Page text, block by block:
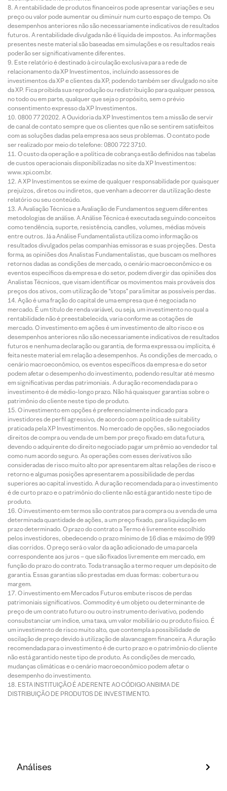
A rentabilidade de produtos financeiros pode apresentar variações e seu
preço ou valor pode aumentar ou diminuir num curto espaço de tempo. Os
desempenhos anteriores não são necessariamente indicativos de resultados
futuros. A rentabilidade divulgada não é líquida de impostos. As informações
presentes neste material são baseadas em simulações e os resultados reais
poderão ser significativamente diferentes.
Este relatório é destinado à circulação exclusiva para a rede de
relacionamento da XP Investimentos, incluindo assessores de
investimentos da XP e clientes da XP, podendo também ser divulgado no site
da XP. Fica proibida sua reprodução ou redistribuição para qualquer pessoa,
no todo ou em parte, qualquer que seja o propósito, sem o prévio
consentimento expresso da XP Investimentos.
0800 77 20202. A Ouvidoria da XP Investimentos tem a missão de servir
de canal de contato sempre que os clientes que não se sentirem satisfeitos
com as soluções dadas pela empresa aos seus problemas. O contato pode
ser realizado por meio do telefone: 0800 722 3710.
O custo da operação e a política de cobrança estão definidos nas tabelas
de custos operacionais disponibilizadas no site da XP Investimentos:
www.xpi.com.br.
A XP Investimentos se exime de qualquer responsabilidade por quaisquer
prejuízos, diretos ou indiretos, que venham a decorrer da utilização deste
relatório ou seu conteúdo.
A Avaliação Técnica e a Avaliação de Fundamentos seguem diferentes
metodologias de análise. A Análise Técnica é executada seguindo conceitos
como tendência, suporte, resistência, candles, volumes, médias móveis
entre outros. Já a Análise Fundamentalista utiliza como informação os
resultados divulgados pelas companhias emissoras e suas projeções. Desta
forma, as opiniões dos Analistas Fundamentalistas, que buscam os melhores
retornos dadas as condições de mercado, o cenário macroeconômico e os
eventos específicos da empresa e do setor, podem divergir das opiniões dos
Analistas Técnicos, que visam identificar os movimentos mais prováveis dos
preços dos ativos, com utilização de “stops” para limitar as possíveis perdas.
Ação é uma fração do capital de uma empresa que é negociada no
mercado. É um título de renda variável, ou seja, um investimento no qual a
rentabilidade não é preestabelecida, varia conforme as cotações de
mercado. O investimento em ações é um investimento de alto risco e os
desempenhos anteriores não são necessariamente indicativos de resultados
futuros e nenhuma declaração ou garantia, de forma expressa ou implícita, é
feita neste material em relação a desempenhos. As condições de mercado, o
cenário macroeconômico, os eventos específicos da empresa e do setor
podem afetar o desempenho do investimento, podendo resultar até mesmo
em significativas perdas patrimoniais. A duração recomendada para o
investimento é de médio-longo prazo. Não há quaisquer garantias sobre o
patrimônio do cliente neste tipo de produto.
O investimento em opções é preferencialmente indicado para
investidores de perfil agressivo, de acordo com a política de suitability
praticada pela XP Investimentos. No mercado de opções, são negociados
direitos de compra ou venda de um bem por preço fixado em data futura,
devendo o adquirente do direito negociado pagar um prêmio ao vendedor tal
como num acordo seguro. As operações com esses derivativos são
consideradas de risco muito alto por apresentarem altas relações de risco e
retorno e algumas posições apresentarem a possibilidade de perdas
superiores ao capital investido. A duração recomendada para o investimento
é de curto prazo e o patrimônio do cliente não está garantido neste tipo de
produto.
O investimento em termos são contratos para compra ou a venda de uma
determinada quantidade de ações, a um preço fixado, para liquidação em
prazo determinado. O prazo do contrato a Termo é livremente escolhido
pelos investidores, obedecendo o prazo mínimo de 16 dias e máximo de 999
dias corridos. O preço será o valor da ação adicionado de uma parcela
correspondente aos juros – que são fixados livremente em mercado, em
função do prazo do contrato. Toda transação a termo requer um depósito de
garantia. Essas garantias são prestadas em duas formas: cobertura ou
margem.
O investimento em Mercados Futuros embute riscos de perdas
patrimoniais significativos. Commodity é um objeto ou determinante de
preço de um contrato futuro ou outro instrumento derivativo, podendo
consubstanciar um índice, uma taxa, um valor mobiliário ou produto físico. É
um investimento de risco muito alto, que contempla a possibilidade de
oscilação de preço devido à utilização de alavancagem financeira. A duração
recomendada para o investimento é de curto prazo e o patrimônio do cliente
não está garantido neste tipo de produto. As condições de mercado,
mudanças climáticas e o cenário macroeconômico podem afetar o
desempenho do investimento.
ESTA INSTITUIÇÃO É ADERENTE AO CÓDIGO ANBIMA DE
DISTRIBUIÇÃO DE PRODUTOS DE INVESTIMENTO.
Análises